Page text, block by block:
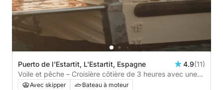
Puerto de l'Estartit, L'Estartit, Espagne 4.9(11)
Voile et pêche – Croisière côtière de 3 heures avec une
touche de tradition
Avec skipper
Bateau à moteur